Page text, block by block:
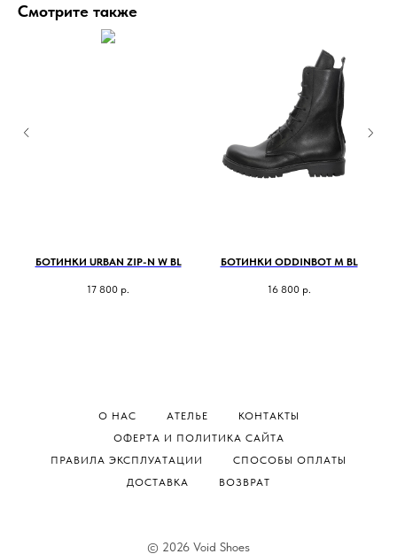
Смотрите также
БОТИНКИ URBAN ZIP-N W BL
17 800 р.
БОТИНКИ ODDINBOT M BL
16 800 р.
О НАС АТЕЛЬЕ
КОНТАКТЫ
ОФЕРТА И ПОЛИТИКА САЙТА
ПРАВИЛА ЭКСПЛУАТАЦИИ
СПОСОБЫ ОПЛАТЫ
ДОСТАВКА
ВОЗВРАТ
© 2026 Void Shoes